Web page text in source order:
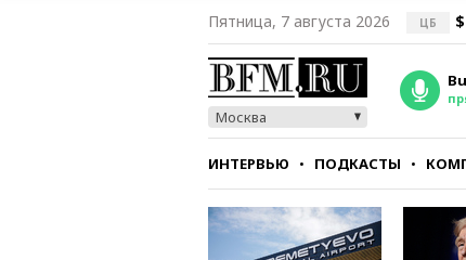
Пятница, 7 августа 2026 ЦБ $
Москва
ИНТЕРВЬЮ ПОДКАСТЫ
СТИЛЬ ТЕСТЫ